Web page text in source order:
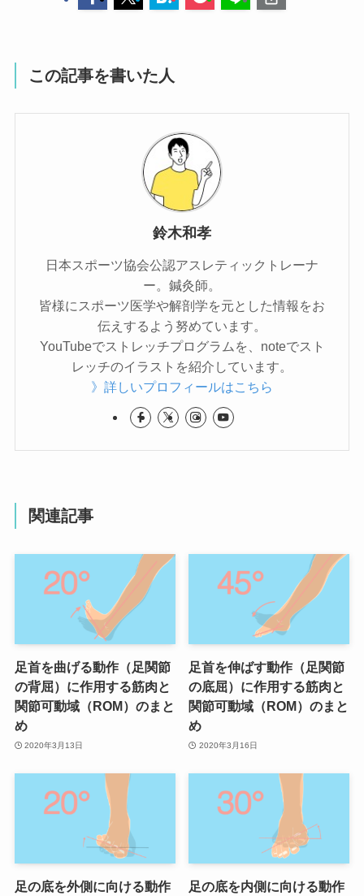
この記事を書いた人
鈴木和孝
日本スポーツ協会公認アスレティックトレーナ
ー。鍼灸師。
皆様にスポーツ医学や解剖学を元とした情報をお
伝えするよう努めています。
YouTubeでストレッチプログラムを、noteでスト
レッチのイラストを紹介しています。
》詳しいプロフィールはこちら
関連記事
足首を曲げる動作（足関節
の背屈）に作用する筋肉と
関節可動域（ROM）のまと
め
2020年3月13日
足首を伸ばす動作（足関節
の底屈）に作用する筋肉と
関節可動域（ROM）のまと
め
2020年3月16日
足の底を外側に向ける動作
足の底を内側に向ける動作